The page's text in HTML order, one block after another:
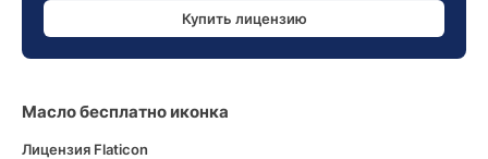
Купить лицензию
Масло бесплатно иконка
Лицензия Flaticon